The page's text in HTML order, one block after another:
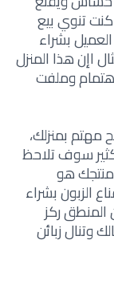
تنوي بيع
بشراء
اإن هذا المنزل
وملفت
بمنزلك،
سوف تلاحظ
منتجك هو
الزبون بشراء
المنطق ركز
وتنال زبائن